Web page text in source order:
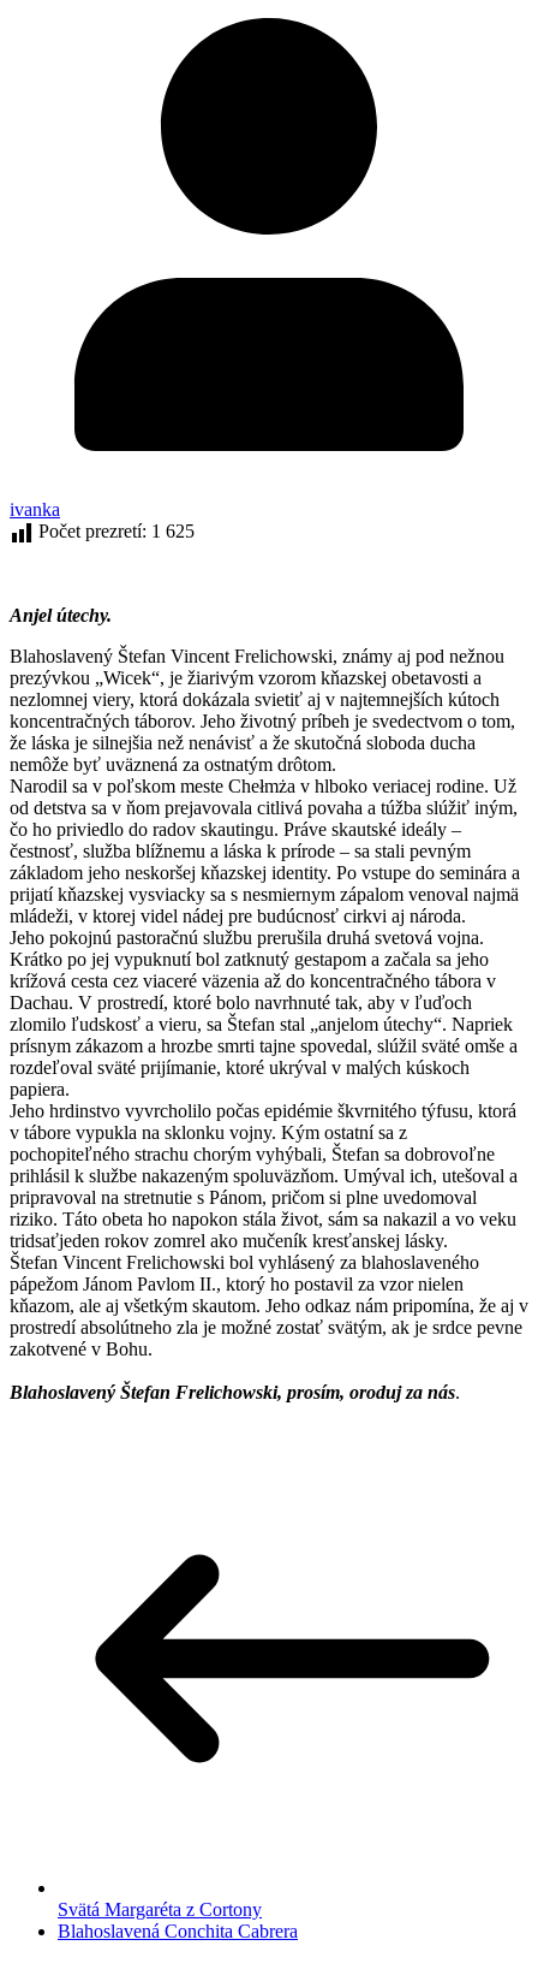
ivanka
Počet prezretí: 1 625
Anjel útechy.
Blahoslavený Štefan Vincent Frelichowski, známy aj pod nežnou
prezývkou „Wicek“, je žiarivým vzorom kňazskej obetavosti a
nezlomnej viery, ktorá dokázala svietiť aj v najtemnejších kútoch
koncentračných táborov. Jeho životný príbeh je svedectvom o tom,
že láska je silnejšia než nenávisť a že skutočná sloboda ducha
nemôže byť uväznená za ostnatým drôtom.
Narodil sa v poľskom meste Chełmża v hlboko veriacej rodine. Už
od detstva sa v ňom prejavovala citlivá povaha a túžba slúžiť iným,
čo ho priviedlo do radov skautingu. Práve skautské ideály –
čestnosť, služba blížnemu a láska k prírode – sa stali pevným
základom jeho neskoršej kňazskej identity. Po vstupe do seminára a
prijatí kňazskej vysviacky sa s nesmiernym zápalom venoval najmä
mládeži, v ktorej videl nádej pre budúcnosť cirkvi aj národa.
Jeho pokojnú pastoračnú službu prerušila druhá svetová vojna.
Krátko po jej vypuknutí bol zatknutý gestapom a začala sa jeho
krížová cesta cez viaceré väzenia až do koncentračného tábora v
Dachau. V prostredí, ktoré bolo navrhnuté tak, aby v ľuďoch
zlomilo ľudskosť a vieru, sa Štefan stal „anjelom útechy“. Napriek
prísnym zákazom a hrozbe smrti tajne spovedal, slúžil sväté omše a
rozdeľoval sväté prijímanie, ktoré ukrýval v malých kúskoch
papiera.
Jeho hrdinstvo vyvrcholilo počas epidémie škvrnitého týfusu, ktorá
v tábore vypukla na sklonku vojny. Kým ostatní sa z
pochopiteľného strachu chorým vyhýbali, Štefan sa dobrovoľne
prihlásil k službe nakazeným spoluväzňom. Umýval ich, utešoval a
pripravoval na stretnutie s Pánom, pričom si plne uvedomoval
riziko. Táto obeta ho napokon stála život, sám sa nakazil a vo veku
tridsaťjeden rokov zomrel ako mučeník kresťanskej lásky.
Štefan Vincent Frelichowski bol vyhlásený za blahoslaveného
pápežom Jánom Pavlom II., ktorý ho postavil za vzor nielen
kňazom, ale aj všetkým skautom. Jeho odkaz nám pripomína, že aj v
prostredí absolútneho zla je možné zostať svätým, ak je srdce pevne
zakotvené v Bohu.
Blahoslavený Štefan Frelichowski, prosím, oroduj za nás.
Svätá Margaréta z Cortony
Blahoslavená Conchita Cabrera